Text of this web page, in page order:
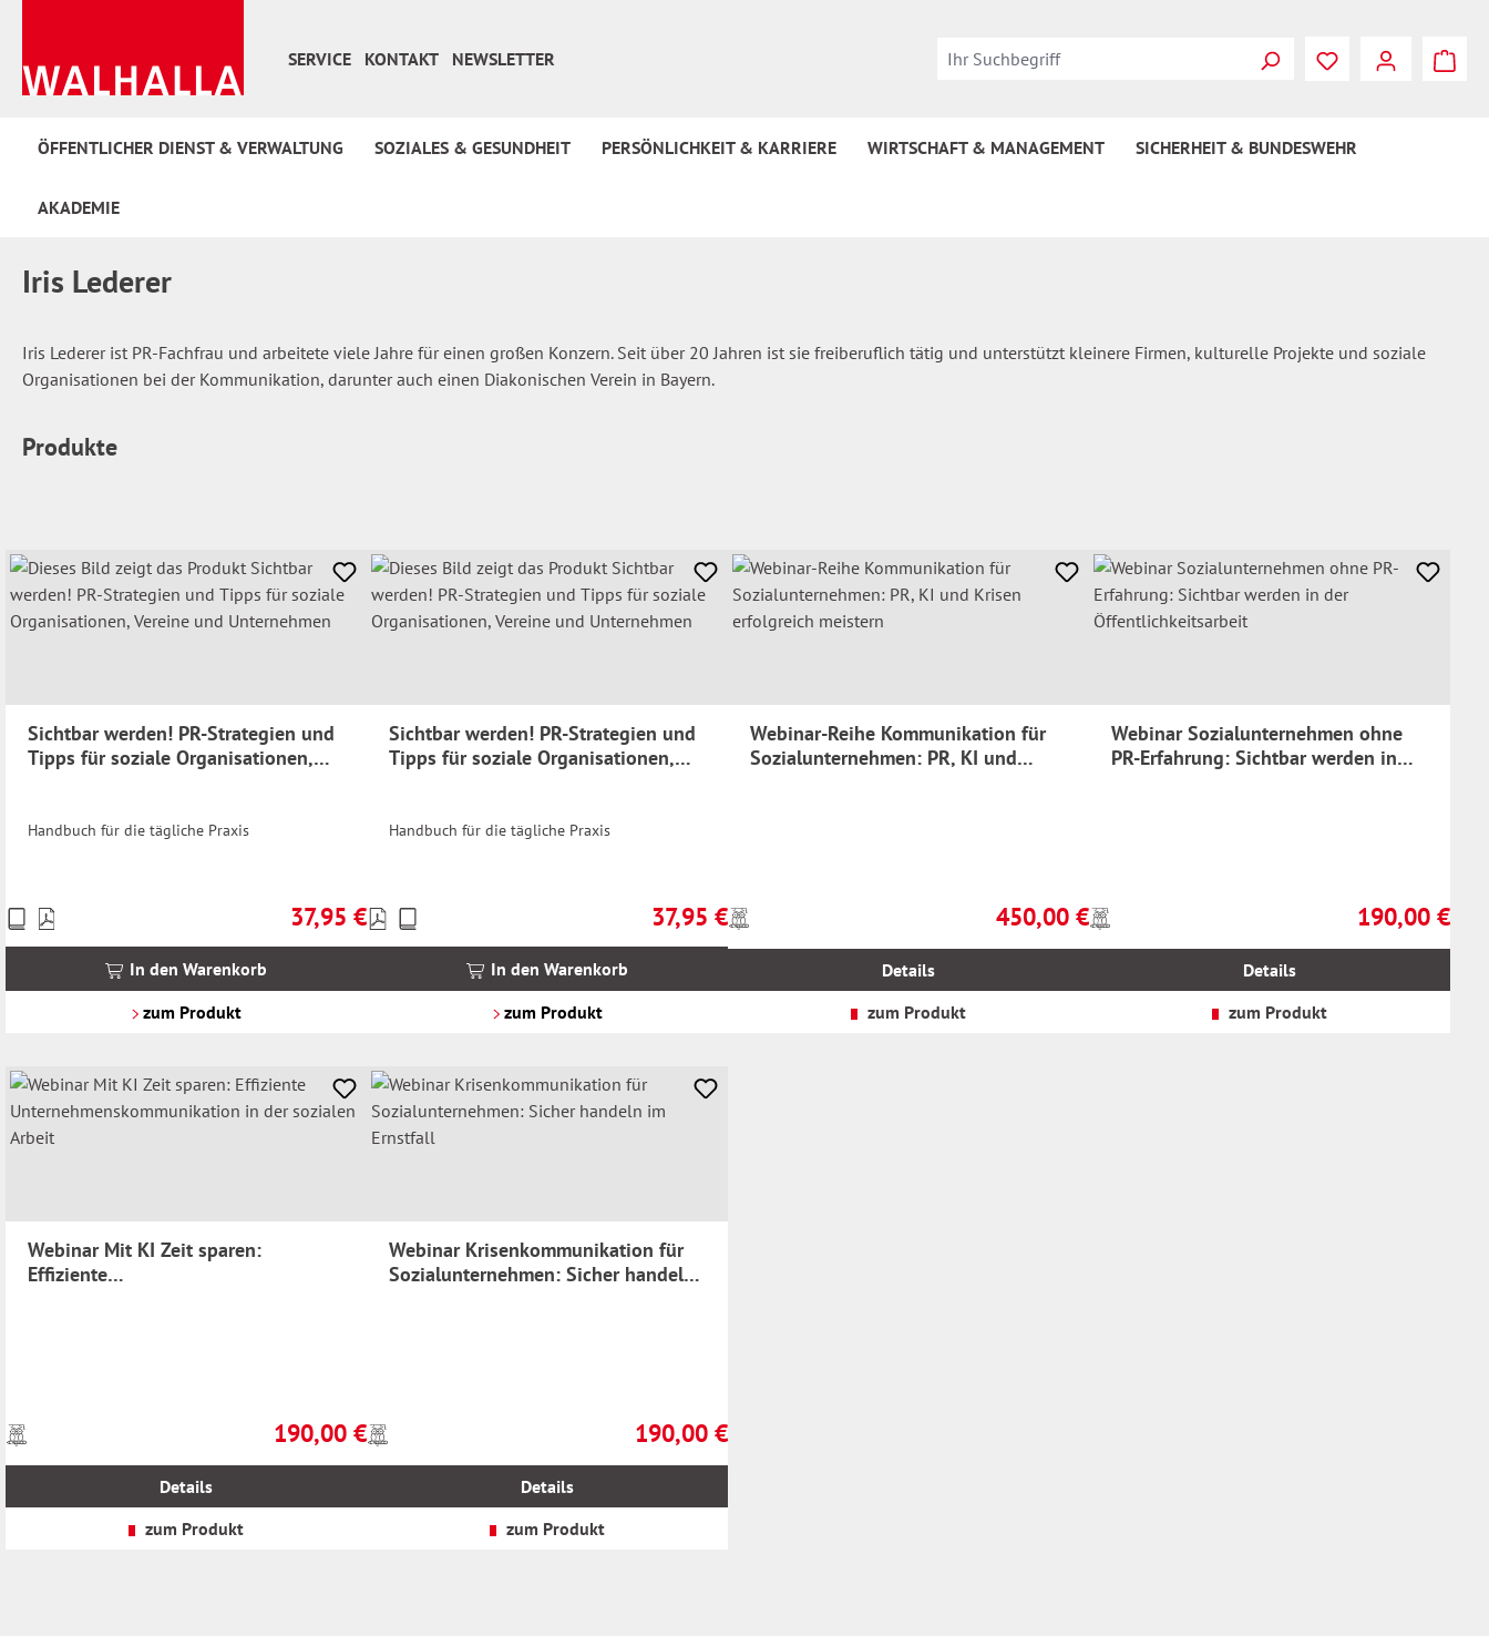
SERVICE
KONTAKT NEWSLETTER Du hast 0
ÖFFENTLICHER DIENST & VERWALTUNG SOZIALES & GESUNDHEIT PERSÖNLICHKEIT & KARRIERE WIRTSCHAFT & MANAGEMENT SICHERHEIT & BUNDESWEHR
AKADEMIE
Iris Lederer
Iris Lederer ist PR-Fachfrau und arbeitete viele Jahre für einen großen Konzern. Seit über 20 Jahren ist sie freiberuflich tätig und unterstützt kleinere Firmen, kulturelle Projekte und soziale
Organisationen bei der Kommunikation, darunter auch einen Diakonischen Verein in Bayern.
Produkte
Sichtbar werden! PR-Strategien und
Tipps für soziale Organisationen,
Handbuch für die tägliche Praxis
Regulärer Preis:
37,95 €
Preise
inkl.
In den Warenkorb
zum Produkt
Sichtbar werden! PR-Strategien und
Tipps für soziale Organisationen,
Handbuch für die tägliche Praxis
Regulärer Preis:
37,95 €
Preise
inkl.
In den Warenkorb
zum Produkt
Webinar-Reihe Kommunikation für
Sozialunternehmen: PR, KI und
Regulärer Preis:
450,00 €
Preise
inkl.
Details
zum Produkt
Webinar Sozialunternehmen ohne
PR-Erfahrung: Sichtbar werden in
Regulärer Preis:
190,00 €
Preise
inkl.
Details
zum Produkt
Webinar Mit KI Zeit sparen:
Effiziente
Regulärer Preis:
190,00 €
Preise
inkl.
Details
zum Produkt
Webinar Krisenkommunikation für
Sozialunternehmen: Sicher handeln
Regulärer Preis:
190,00 €
Preise
inkl.
Details
zum Produkt